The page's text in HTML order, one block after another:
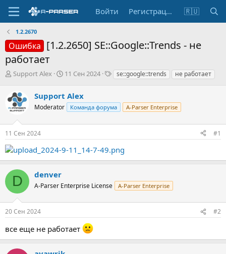
Войти Регистрация 🇷🇺
1.2.2670
Ошибка [1.2.2650] SE::Google::Trends - не
работает
А
т
о
р
е
м
ы
Support Alex
Д
а
н
ч
л
а
11 Сен 2024
Т
и
se::google::trends не работает
Support Alex
Moderator Команда форума A-Parser Enterprise
11 Сен 2024 #1
D denver
A-Parser Enterprise License A-Parser Enterprise
20 Сен 2024 #2
все еще не работает